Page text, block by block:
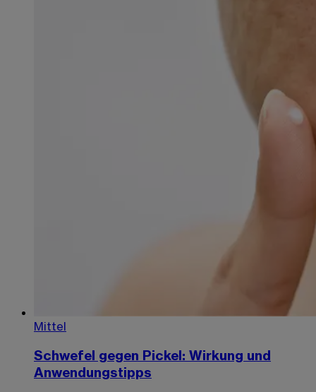
Mittel
Schwefel gegen Pickel: Wirkung und
Anwendungstipps